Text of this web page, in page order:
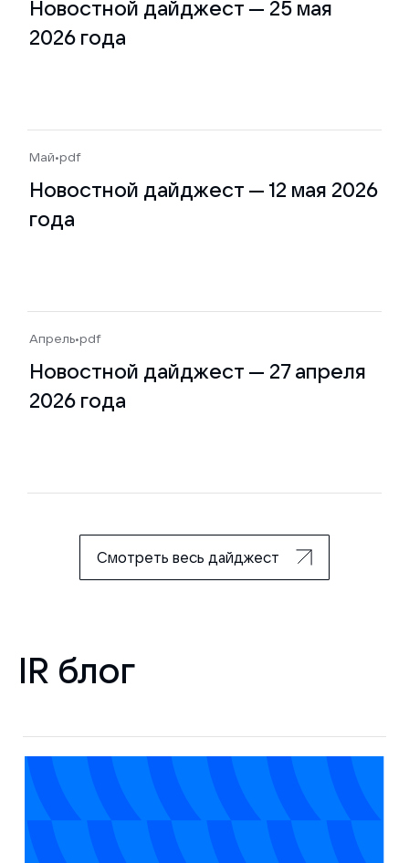
Новостной дайджест — 25 мая
2026 года
Май•pdf
Новостной дайджест — 12 мая 2026
года
Апрель•pdf
Новостной дайджест — 27 апреля
2026 года
Смотреть весь дайджест
IR блог